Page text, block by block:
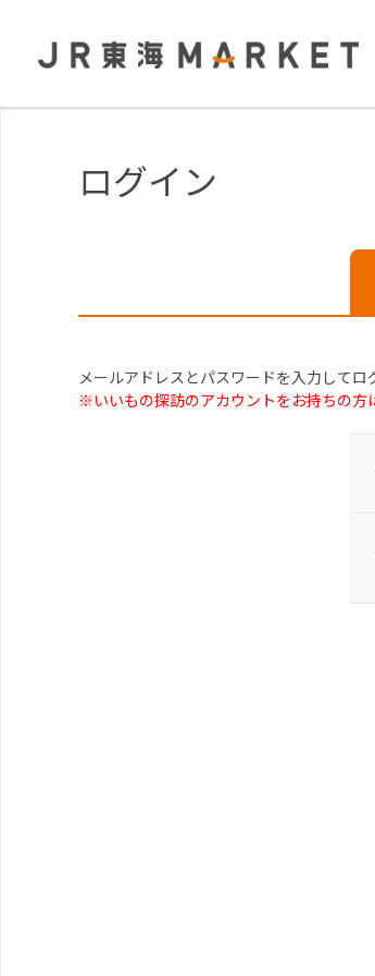
ログイン
メールアドレスとパスワードを入力してロ
※いいもの探訪のアカウントをお持ちの方